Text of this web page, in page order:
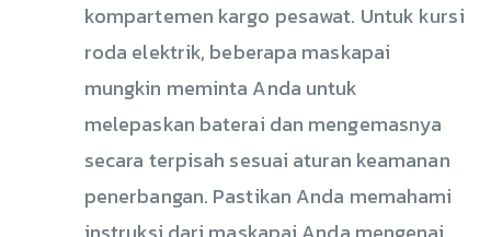
kompartemen kargo pesawat. Untuk kursi
roda elektrik, beberapa maskapai
mungkin meminta Anda untuk
melepaskan baterai dan mengemasnya
secara terpisah sesuai aturan keamanan
penerbangan. Pastikan Anda memahami